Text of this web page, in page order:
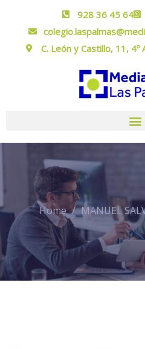
928 36 45 64
C. León y Castillo, 11,
Home MANUEL